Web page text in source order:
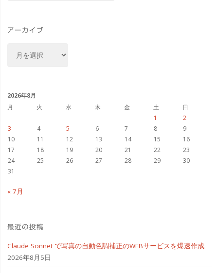
ー
アーカイブ
ブ
2026年8月
月
火 水 木 金 土
日
1
2
3
4 5 6 7 8
9
10
11 12 13 14 15
16
17
18 19 20 21 22
23
24
25 26 27 28 29
30
31
« 7月
最近の投稿
Claude Sonnet で写真の自動色調補正のWEBサービスを爆速作成
2026年8月5日